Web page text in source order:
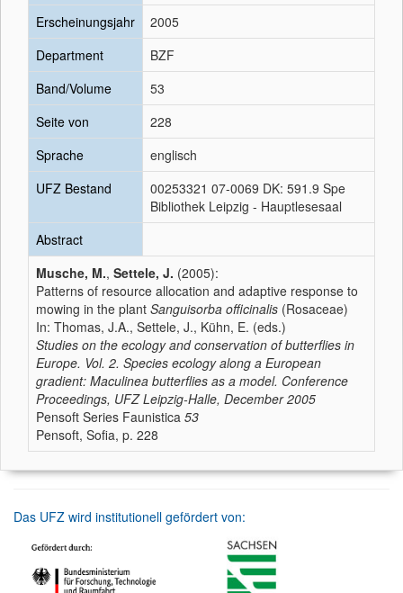
Erscheinungsjahr
2005
Department
BZF
Band/Volume
53
Seite von
228
Sprache
englisch
UFZ Bestand
00253321 07-0069 DK: 591.9 Spe
Bibliothek Leipzig - Hauptlesesaal
Abstract
Musche, M., Settele, J. (2005):
Patterns of resource allocation and adaptive response to
mowing in the plant Sanguisorba officinalis (Rosaceae)
In: Thomas, J.A., Settele, J., Kühn, E. (eds.)
Studies on the ecology and conservation of butterflies in
Europe. Vol. 2. Species ecology along a European
gradient: Maculinea butterflies as a model. Conference
Proceedings, UFZ Leipzig-Halle, December 2005
Pensoft Series Faunistica 53
Pensoft, Sofia, p. 228
Das UFZ wird institutionell gefördert von: